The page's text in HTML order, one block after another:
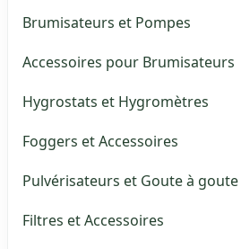
Brumisateurs et Pompes
Accessoires pour Brumisateurs
Hygrostats et Hygromètres
Foggers et Accessoires
Pulvérisateurs et Goute à goute
Filtres et Accessoires